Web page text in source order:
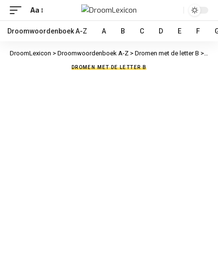
Aa
Droomwoordenboek A-Z A B C D E F
DroomLexicon > Droomwoordenboek A-Z > Dromen met de letter B >
DROMEN MET DE LETTER B